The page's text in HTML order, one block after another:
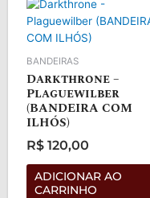
BANDEIRAS
Darkthrone –
Plaguewilber
(BANDEIRA COM
ILHÓS)
Avaliação
0
R$ 120,00
ADICIONAR AO
CARRINHO